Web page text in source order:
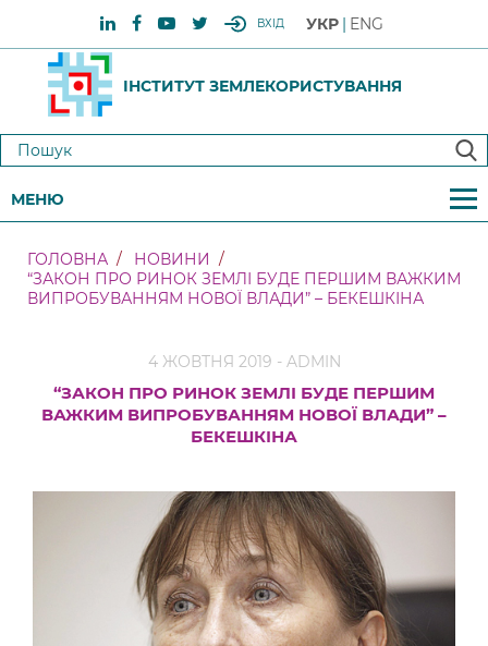
ВХІД УКР ENG
ІНСТИТУТ ЗЕМЛЕКОРИСТУВАННЯ
МЕНЮ
ГОЛОВНА
НОВИНИ
“ЗАКОН ПРО РИНОК ЗЕМЛІ БУДЕ ПЕРШИМ ВАЖКИМ
ВИПРОБУВАННЯМ НОВОЇ ВЛАДИ” – БЕКЕШКІНА
4 ЖОВТНЯ 2019 - ADMIN
“ЗАКОН ПРО РИНОК ЗЕМЛІ БУДЕ ПЕРШИМ
ВАЖКИМ ВИПРОБУВАННЯМ НОВОЇ ВЛАДИ” –
БЕКЕШКІНА